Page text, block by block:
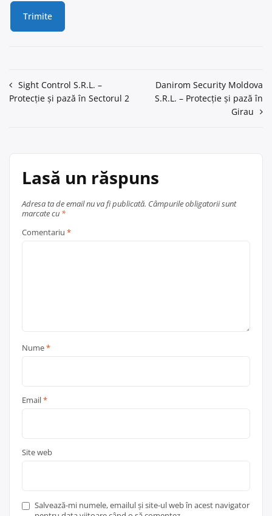
Navigare
Sight Control S.R.L. –
Protecție și pază în Sectorul 2
Danirom Security Moldova
S.R.L. – Protecție și pază în
Girau
Lasă un răspuns
Adresa ta de email nu va fi publicată. Câmpurile obligatorii sunt
marcate cu *
Comentariu *
Nume*
Email*
Site web
Salvează-mi numele, emailul și site-ul web în acest navigator